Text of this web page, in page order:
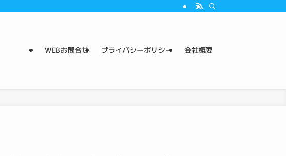
WEBお問合せ プライバシーポリシー 会社概要